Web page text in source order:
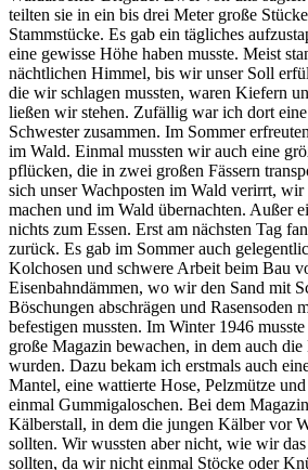
teilten sie in ein bis drei Meter große
Stammstücke. Es gab ein tägliches
eine gewisse Höhe haben musste. Meist
nächtlichen Himmel, bis wir unser Soll
die wir schlagen mussten, waren Kiefern
ließen wir stehen. Zufällig war ich dort
Schwester zusammen. Im Sommer
im Wald. Einmal mussten wir auch eine
pflücken, die in zwei großen Fässern
sich unser Wachposten im Wald verirrt, wir
machen und im Wald übernachten. Außer
nichts zum Essen. Erst am nächsten Tag
zurück. Es gab im Sommer auch
Kolchosen und schwere Arbeit beim Bau
Eisenbahndämmen, wo wir den Sand mit
Böschungen abschrägen und Rasensoden
befestigen mussten. Im Winter 1946
große Magazin bewachen, in dem auch
wurden. Dazu bekam ich erstmals auch
Mantel, eine wattierte Hose, Pelzmütze
einmal Gummigaloschen. Bei dem
Kälberstall, in dem die jungen Kälber vor
sollten. Wir wussten aber nicht, wie wir
sollten, da wir nicht einmal Stöcke oder